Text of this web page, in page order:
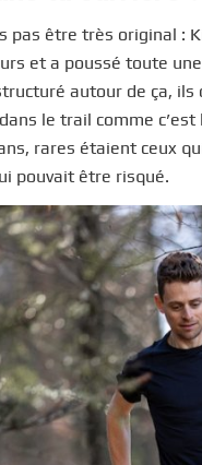
pas être très original :
et a poussé toute
autour de ça,
le trail comme
rares étaient ceux
pouvait être risqué.